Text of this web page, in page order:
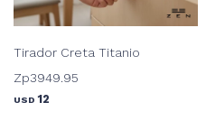
Tirador Creta Titanio
Zp3949.95
USD 12